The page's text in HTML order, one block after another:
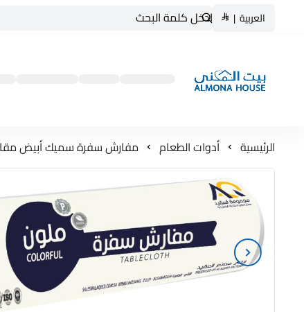
العربية |
بيت المنى ALMONA HOUSE
الرئيسية أدوات الطعام مفارش سفرة سميك أبيض مقاس